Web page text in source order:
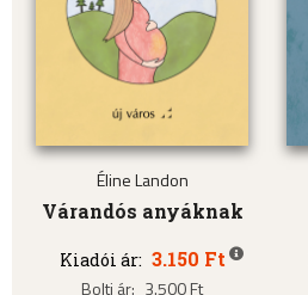
Éline Landon
Várandós anyáknak
Kiadói ár: 3.150 Ft
Bolti ár: 3.500 Ft